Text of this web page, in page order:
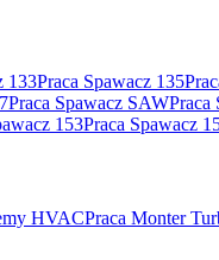
133Praca Spawacz 135
Praca Spawacz SAWPraca
153Praca Spawacz
HVACPraca Monter